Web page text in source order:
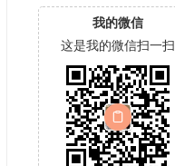
我的微信
这是我的微信扫一扫